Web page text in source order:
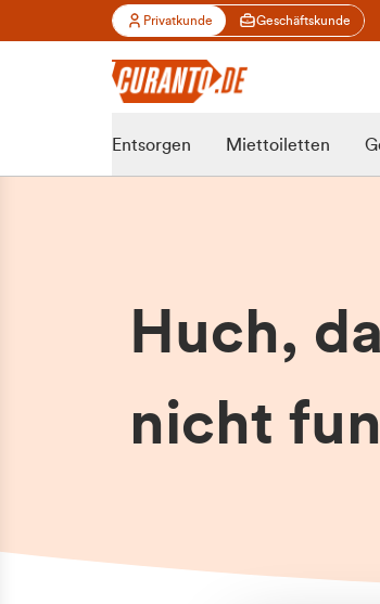
Privatkunde Geschäftskunde
Entsorgen Miettoiletten
Huch,
nicht